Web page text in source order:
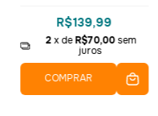
R$139,99
2x deR$70,00 sem
juros
COMPRAR